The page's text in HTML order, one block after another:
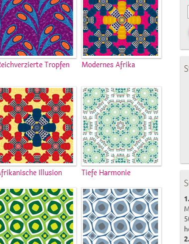
Tropfen Modernes Afrika
Illusion Tiefe Harmonie
1.
2.